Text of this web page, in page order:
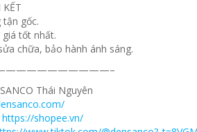
KẾT
tận gốc.
giá tốt nhất.
chữa, bảo hành ánh sáng.
Thái Nguyên
https://shopee.vn/